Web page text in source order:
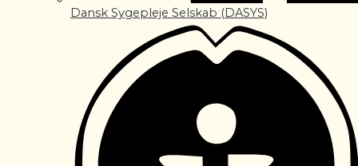
Dansk Sygepleje Selskab (DASYS)